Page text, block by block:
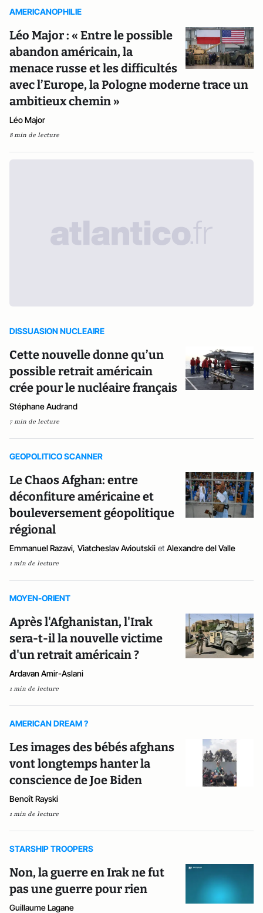
AMERICANOPHILIE
Léo Major : « Entre le possible
abandon américain, la
menace russe et les difficultés
avec l’Europe, la Pologne moderne trace un
ambitieux chemin »
Léo Major
8 min de lecture
DISSUASION NUCLEAIRE
Cette nouvelle donne qu’un
possible retrait américain
crée pour le nucléaire français
Stéphane Audrand
7 min de lecture
GEOPOLITICO SCANNER
Le Chaos Afghan: entre
déconfiture américaine et
bouleversement géopolitique
régional
Emmanuel Razavi, Viatcheslav Avioutskii et Alexandre del Valle
1 min de lecture
MOYEN-ORIENT
Après l'Afghanistan, l'Irak
sera-t-il la nouvelle victime
d'un retrait américain ?
Ardavan Amir-Aslani
1 min de lecture
AMERICAN DREAM ?
Les images des bébés afghans
vont longtemps hanter la
conscience de Joe Biden
Benoît Rayski
1 min de lecture
STARSHIP TROOPERS
Non, la guerre en Irak ne fut
pas une guerre pour rien
Guillaume Lagane